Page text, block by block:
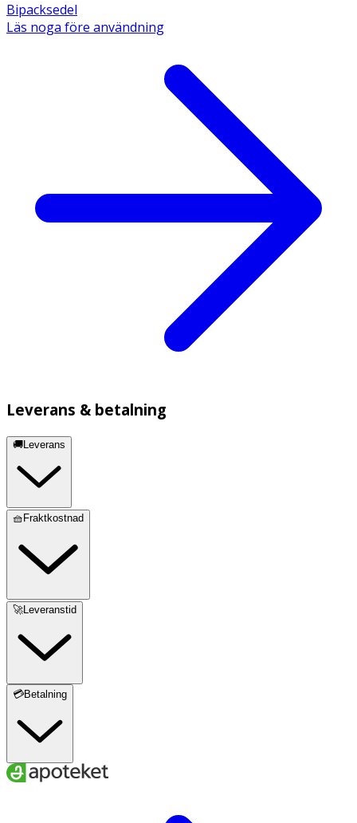
Bipacksedel
Läs noga före användning
Leverans & betalning
🚚Leverans
🧺Fraktkostnad
🚀Leveranstid
💳Betalning